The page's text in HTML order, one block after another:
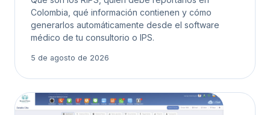
Colombia, qué información contienen y cómo
generarlos automáticamente desde el software
médico de tu consultorio o IPS.
5 de agosto de 2026